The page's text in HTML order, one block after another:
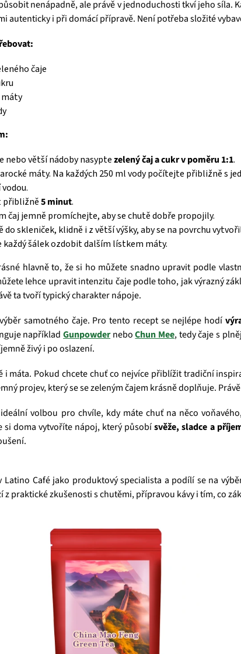
nenápadně, ale právě v jednoduchosti tkví jeho síla.
autenticky i při domácí přípravě. Není potřeba složité
čaje
nebo větší nádoby nasyptezelený čaj a cukr v poměru 1:1.
máty. Na každých 250 ml vody počítejte přibližně s
přibližně5 minut.
čaj jemně promíchejte, aby se chutě dobře propojily.
do skleniček, klidně i z větší výšky, aby se na povrchu
každý šálek ozdobit dalším lístkem máty.
hlavně to, že si ho můžete snadno upravit podle
lehce upravit intenzitu čaje podle toho, jak výrazný
ta tvoří typický charakter nápoje.
samotného čaje. Pro tento recept se nejlépe hodí
napříkladGunpowderneboChun Mee, tedy čaje s
živý i po oslazení.
i máta. Pokud chcete chuť co nejvíce přiblížit tradiční
projev, který se se zeleným čajem krásně doplňuje.
volbou pro chvíle, kdy máte chuť na něco
si doma vytvoříte nápoj, který působísvěže, sladce a
Latino Café jako produktový specialista a podílí se na
z praktické zkušenosti s chutěmi, přípravou kávy i tím, co